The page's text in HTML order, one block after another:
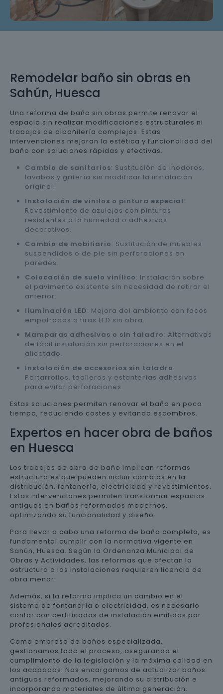
Remodelar baño sin obras en
Sahún, Huesca
Una reforma de baño sin obras permite renovar el
espacio sin realizar modificaciones estructurales ni
trabajos de albañilería complejos. Estas
intervenciones mejoran la estética y funcionalidad del
baño con soluciones rápidas y efectivas.
Cambio de sanitarios: Sustitución de inodoros,
lavabos y grifería sin modificar la instalación
original.
Instalación de vinilos o pintura especial:
Revestimiento de azulejos con pinturas
resistentes a la humedad o adhesivos
decorativos.
Cambio de mobiliario: Sustitución de muebles
suspendidos o de pie sin perforaciones en
paredes.
Colocación de suelo vinílico: Instalación sobre
el pavimento existente sin necesidad de retirar el
anterior.
Iluminación LED: Mejora del ambiente con focos
empotrados o tiras LED sin obra.
Mamparas adhesivas o sin taladro: Alternativas
de fácil instalación sin perforaciones en el
alicatado.
Instalación de accesorios sin taladro:
Portarrollos, toalleros y estanterías adhesivas
para evitar perforaciones.
Estas soluciones permiten renovar el baño en poco
tiempo, reduciendo costes y evitando escombros.
Expertos en hacer obra de baños
en Huesca
Los trabajos de obra de baño implican reformas
estructurales que pueden incluir cambios en la
distribución, fontanería, electricidad y revestimientos.
Estas intervenciones permiten transformar espacios
antiguos en baños reformados modernos,
optimizando su funcionalidad y diseño.
Para llevar a cabo una reforma de baño completo, es
fundamental cumplir con la normativa vigente en
Sahún, Huesca. Según la Ordenanza Municipal de
Obras y Actividades, las reformas que afectan la
estructura o las instalaciones requieren licencia de
obra menor.
Además, si la reforma implica un cambio en el
sistema de fontanería o electricidad, es necesario
contar con certificados de instalación emitidos por
profesionales acreditados.
Como empresa de baños especializada,
gestionamos todo el proceso, asegurando el
cumplimiento de la legislación y la máxima calidad en
los acabados. Nos encargamos de actualizar baños
antiguos reformados, mejorando su distribución e
incorporando materiales de última generación.